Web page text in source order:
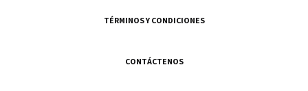
TÉRMINOS Y CONDICIONES
CONTÁCTENOS